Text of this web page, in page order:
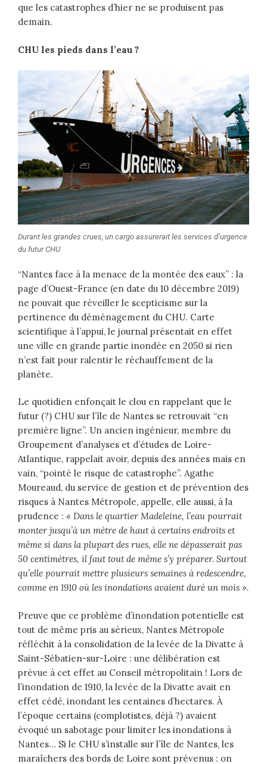
que les catastrophes d’hier ne se produisent pas
demain.
CHU les pieds dans l’eau ?
Durant les grandes crues, un cargo assurerait les services d’urgence
du futur CHU
“Nantes face à la menace de la montée des eaux” : la
page d’Ouest-France (en date du 10 décembre 2019)
ne pouvait que réveiller le scepticisme sur la
pertinence du déménagement du CHU. Carte
scientifique à l’appui, le journal présentait en effet
une ville en grande partie inondée en 2050 si rien
n’est fait pour ralentir le réchauffement de la
planète.
Le quotidien enfonçait le clou en rappelant que le
futur (?) CHU sur l’île de Nantes se retrouvait “en
première ligne”. Un ancien ingénieur, membre du
Groupement d’analyses et d’études de Loire-
Atlantique, rappelait avoir, depuis des années mais en
vain, “pointé le risque de catastrophe”. Agathe
Moureaud, du service de gestion et de prévention des
risques à Nantes Métropole, appelle, elle aussi, à la
prudence : « Dans le quartier Madeleine, l’eau pourrait
monter jusqu’à un mètre de haut à certains endroits et
même si dans la plupart des rues, elle ne dépasserait pas
50 centimètres, il faut tout de même s’y préparer. Surtout
qu’elle pourrait mettre plusieurs semaines à redescendre,
comme en 1910 où les inondations avaient duré un mois ».
Preuve que ce problème d’inondation potentielle est
tout de même pris au sérieux, Nantes Métropole
réfléchit à la consolidation de la levée de la Divatte à
Saint-Sébatien-sur-Loire : une délibération est
prévue à cet effet au Conseil métropolitain ! Lors de
l’inondation de 1910, la levée de la Divatte avait en
effet cédé, inondant les centaines d’hectares. À
l’époque certains (complotistes, déjà ?) avaient
évoqué un sabotage pour limiter les inondations à
Nantes… Si le CHU s’installe sur l’île de Nantes, les
maraîchers des bords de Loire sont prévenus : on